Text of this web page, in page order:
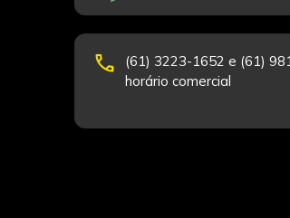
phone
(61) 3223-1652 e (61)
horário comercial